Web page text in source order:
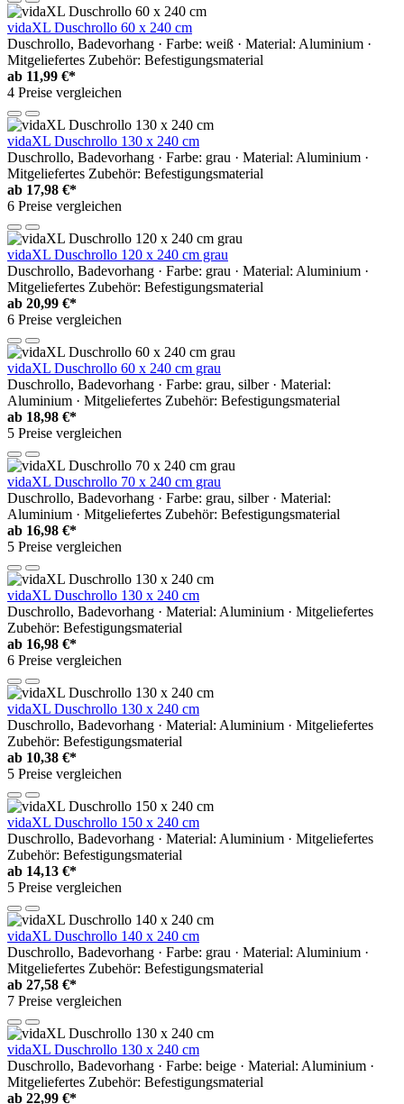
vidaXL Duschrollo 60 x 240 cm
Duschrollo, Badevorhang · Farbe: weiß · Material: Aluminium ·
Mitgeliefertes Zubehör: Befestigungsmaterial
ab 11,99 €*
4 Preise vergleichen
vidaXL Duschrollo 130 x 240 cm
Duschrollo, Badevorhang · Farbe: grau · Material: Aluminium ·
Mitgeliefertes Zubehör: Befestigungsmaterial
ab 17,98 €*
6 Preise vergleichen
vidaXL Duschrollo 120 x 240 cm grau
Duschrollo, Badevorhang · Farbe: grau · Material: Aluminium ·
Mitgeliefertes Zubehör: Befestigungsmaterial
ab 20,99 €*
6 Preise vergleichen
vidaXL Duschrollo 60 x 240 cm grau
Duschrollo, Badevorhang · Farbe: grau, silber · Material:
Aluminium · Mitgeliefertes Zubehör: Befestigungsmaterial
ab 18,98 €*
5 Preise vergleichen
vidaXL Duschrollo 70 x 240 cm grau
Duschrollo, Badevorhang · Farbe: grau, silber · Material:
Aluminium · Mitgeliefertes Zubehör: Befestigungsmaterial
ab 16,98 €*
5 Preise vergleichen
vidaXL Duschrollo 130 x 240 cm
Duschrollo, Badevorhang · Material: Aluminium · Mitgeliefertes
Zubehör: Befestigungsmaterial
ab 16,98 €*
6 Preise vergleichen
vidaXL Duschrollo 130 x 240 cm
Duschrollo, Badevorhang · Material: Aluminium · Mitgeliefertes
Zubehör: Befestigungsmaterial
ab 10,38 €*
5 Preise vergleichen
vidaXL Duschrollo 150 x 240 cm
Duschrollo, Badevorhang · Material: Aluminium · Mitgeliefertes
Zubehör: Befestigungsmaterial
ab 14,13 €*
5 Preise vergleichen
vidaXL Duschrollo 140 x 240 cm
Duschrollo, Badevorhang · Farbe: grau · Material: Aluminium ·
Mitgeliefertes Zubehör: Befestigungsmaterial
ab 27,58 €*
7 Preise vergleichen
vidaXL Duschrollo 130 x 240 cm
Duschrollo, Badevorhang · Farbe: beige · Material: Aluminium ·
Mitgeliefertes Zubehör: Befestigungsmaterial
ab 22,99 €*